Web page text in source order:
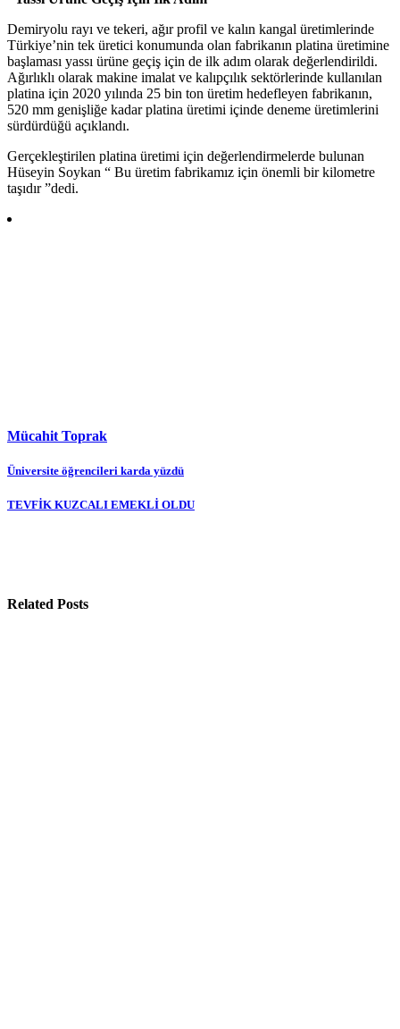
Demiryolu rayı ve tekeri, ağır profil ve kalın kangal üretimlerinde
Türkiye’nin tek üretici konumunda olan fabrikanın platina üretimine
başlaması yassı ürüne geçiş için de ilk adım olarak değerlendirildi.
Ağırlıklı olarak makine imalat ve kalıpçılık sektörlerinde kullanılan
platina için 2020 yılında 25 bin ton üretim hedefleyen fabrikanın,
520 mm genişliğe kadar platina üretimi içinde deneme üretimlerini
sürdürdüğü açıklandı.
Gerçekleştirilen platina üretimi için değerlendirmelerde bulunan
Hüseyin Soykan “ Bu üretim fabrikamız için önemli bir kilometre
taşıdır ”dedi.
Mücahit Toprak
Yazı
gezinmesi
Üniversite öğrencileri karda yüzdü
TEVFİK KUZCALI EMEKLİ OLDU
Related Posts